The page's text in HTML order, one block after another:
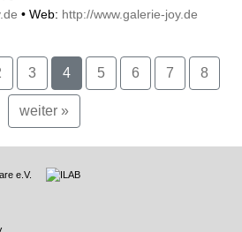
• Web: http://www.galerie-joy.de
3 4 5 6 7 8
weiter »